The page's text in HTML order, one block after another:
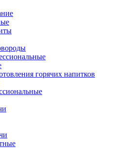
горячих напитков